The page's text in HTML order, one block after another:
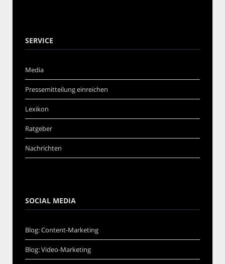
SERVICE
Media
Pressemitteilung einreichen
Lexikon
Ratgeber
Nachrichten
SOCIAL MEDIA
Blog: Content-Marketing
Blog: Video-Marketing